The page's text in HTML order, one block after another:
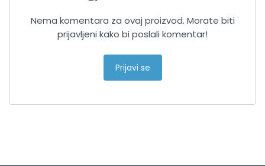
Nema komentara za ovaj proizvod. Morate biti
prijavljeni kako bi poslali komentar!
Prijavi se